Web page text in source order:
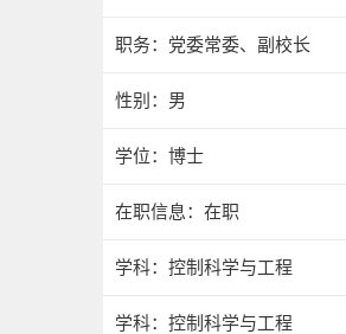
职务：党委常委、副校长
性别：男
学位：博士
在职信息：在职
学科：控制科学与工程
学科：控制科学与工程